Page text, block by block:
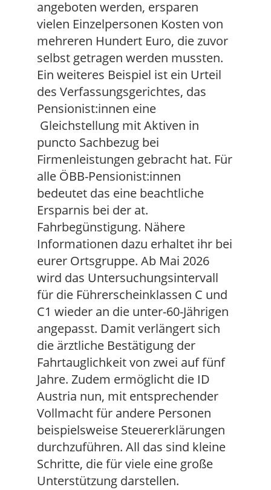
angeboten werden, ersparen
vielen Einzelpersonen Kosten von
mehreren Hundert Euro, die zuvor
selbst getragen werden mussten.
Ein weiteres Beispiel ist ein Urteil
des Verfassungsgerichtes, das
Pensionist:innen eine
Gleichstellung mit Aktiven in
puncto Sachbezug bei
Firmenleistungen gebracht hat. Für
alle ÖBB-Pensionist:innen
bedeutet das eine beachtliche
Ersparnis bei der at.
Fahrbegünstigung. Nähere
Informationen dazu erhaltet ihr bei
eurer Ortsgruppe. Ab Mai 2026
wird das Untersuchungsintervall
für die Führerscheinklassen C und
C1 wieder an die unter-60-Jährigen
angepasst. Damit verlängert sich
die ärztliche Bestätigung der
Fahrtauglichkeit von zwei auf fünf
Jahre. Zudem ermöglicht die ID
Austria nun, mit entsprechender
Vollmacht für andere Personen
beispielsweise Steuererklärungen
durchzuführen. All das sind kleine
Schritte, die für viele eine große
Unterstützung darstellen.